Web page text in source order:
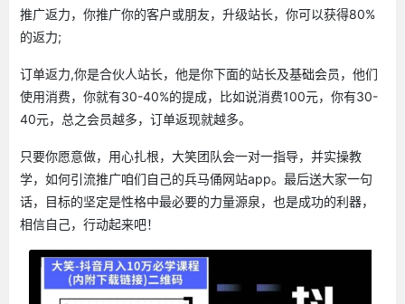
推广返力，你推广你的客户或朋友，升级站长，你可以获得80%
的返力;
订单返力,你是合伙人站长，他是你下面的站长及基础会员，他们
使用消费，你就有30-40%的提成，比如说消费100元，你有30-
40元，总之会员越多，订单返现就越多。
只要你愿意做，用心扎根，大笑团队会一对一指导，并实操教
学，如何引流推广咱们自己的兵马俑网站app。最后送大家一句
话，目标的坚定是性格中最必要的力量源泉，也是成功的利器，
相信自己，行动起来吧！